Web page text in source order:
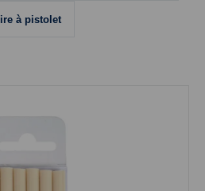
à pistolet